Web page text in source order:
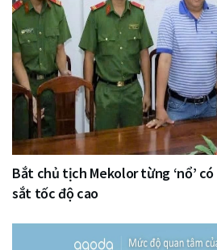
Bắt chủ tịch Mekolor từng ‘nổ’
sắt tốc độ cao